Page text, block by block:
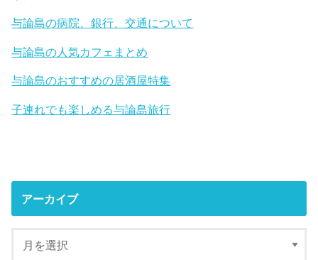
与論島の病院、銀行、交通について
与論島の人気カフェまとめ
与論島のおすすめの居酒屋特集
子連れでも楽しめる与論島旅行
アーカイブ